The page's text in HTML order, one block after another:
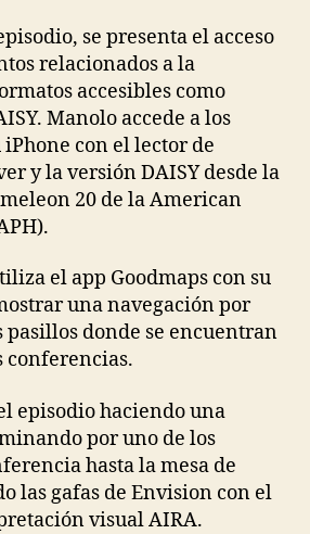
se presenta el acceso
relacionados a la
accesibles como
Manolo accede a los
iPhone con el lector de
y la versión DAISY desde la
20 de la American
el app Goodmaps con su
una navegación por
donde se encuentran
conferencias.
episodio haciendo una
por uno de los
hasta la mesa de
las gafas de Envision con el
visual AIRA.